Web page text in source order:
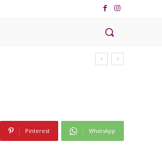
Pinterest WhatsApp